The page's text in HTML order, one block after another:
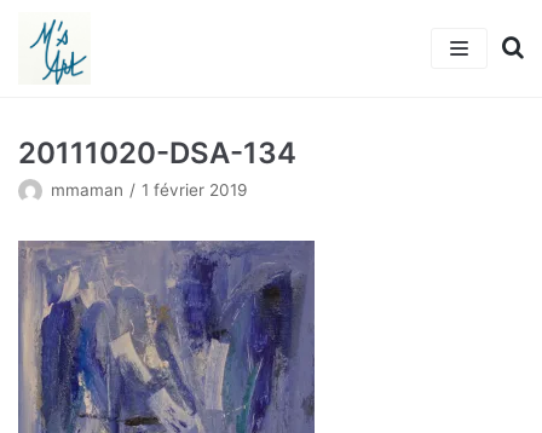
Aller
au
contenu
L’artiste
Tableaux
Actualités
Michkalia’s Art
Adhérer
20111020-DSA-134
mmaman 1 février 2019